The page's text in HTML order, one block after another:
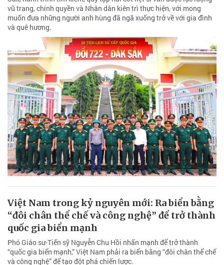
vũ trang, chính quyền và Nhân dân kiên trì thực hiện, với mong
muốn đưa những người anh hùng đã ngã xuống trở về với gia đình
và quê hương.
Việt Nam trong kỷ nguyên mới: Ra biển bằng
“đôi chân thể chế và công nghệ” để trở thành
quốc gia biển mạnh
Phó Giáo sư-Tiến sỹ Nguyễn Chu Hồi nhấn mạnh để trở thành
“quốc gia biển mạnh,” Việt Nam phải ra biển bằng “đôi chân thể chế
và công nghệ” để tạo đột phá chiến lược.